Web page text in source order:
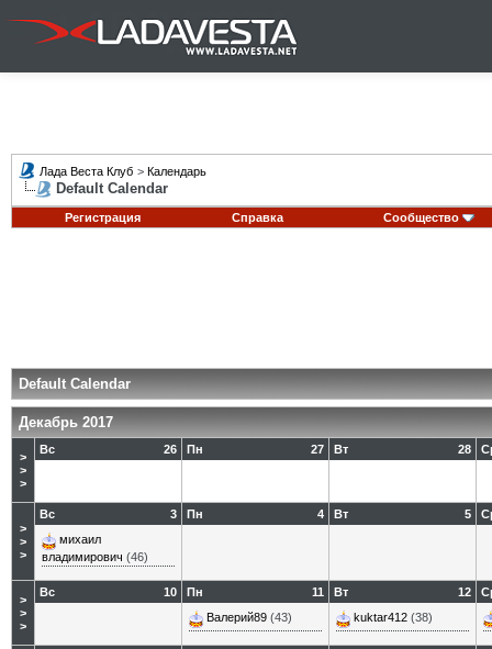
Лада Веста Клуб > Календарь
Default Calendar
Регистрация Справка Сообщество
Default Calendar
Декабрь 2017
>
>
>
26
Вс 27
Пн 28
Вт
>
>
>
3
Вс
михаил
владимирович (46)
4
Пн 5
Вт
>
>
>
10
Вс 11
Пн
Валерий89 (43)
12
Вт
kuktar412 (38)